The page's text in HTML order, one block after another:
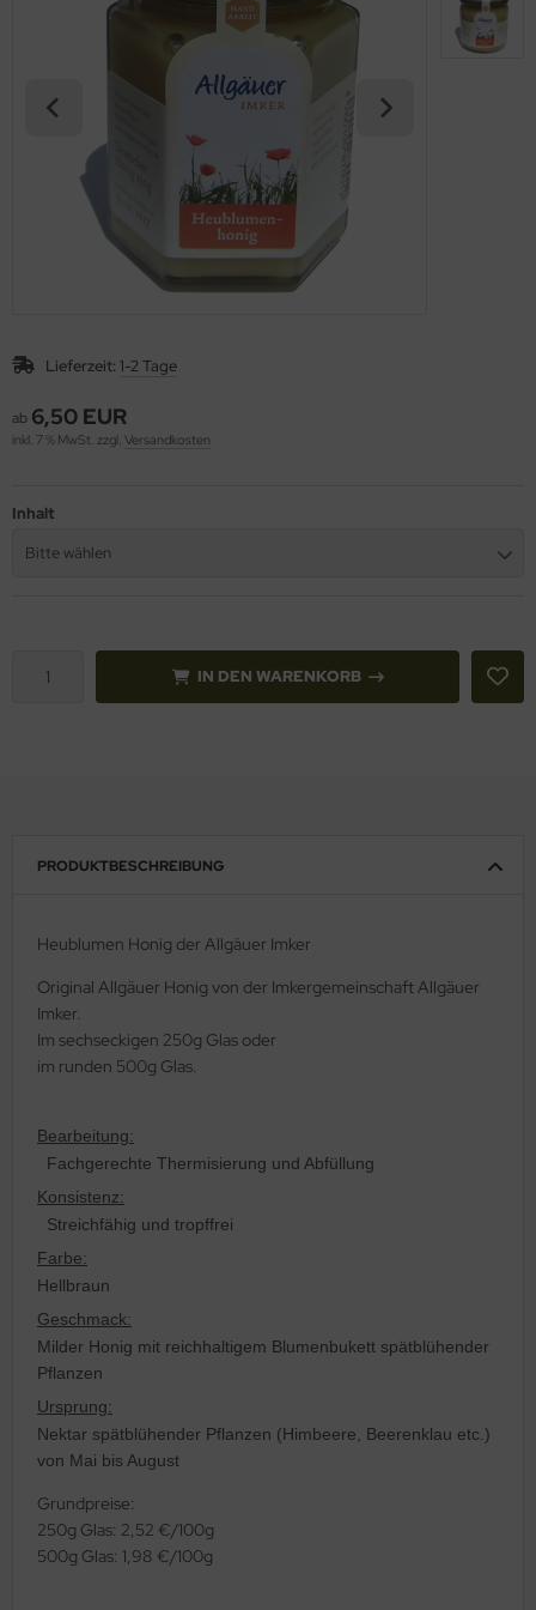
Lieferzeit: 1-2 Tage
ab 6,50 EUR
inkl. 7 % MwSt. zzgl. Versandkosten
Inhalt
Bitte wählen
IN DEN WARENKORB
PRODUKTBESCHREIBUNG
Heublumen Honig der Allgäuer Imker
Original Allgäuer Honig von der Imkergemeinschaft Allgäuer
Imker.
Im sechseckigen 250g Glas oder
im runden 500g Glas.
Bearbeitung:
Fachgerechte Thermisierung und Abfüllung
Konsistenz:
Streichfähig und tropffrei
Farbe:
Hellbraun
Geschmack:
Milder Honig mit reichhaltigem Blumenbukett spätblühender
Pflanzen
Ursprung:
Nektar spätblühender Pflanzen (Himbeere, Beerenklau etc.)
von Mai bis August
Grundpreise:
250g Glas: 2,52 €/100g
500g Glas: 1,98 €/100g